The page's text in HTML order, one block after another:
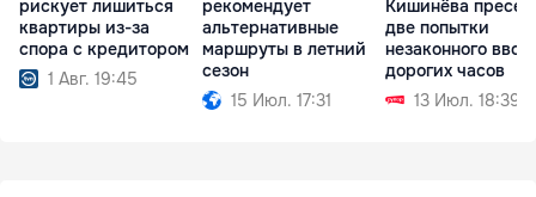
рискует лишиться
квартиры из-за
спора с кредитором
1 Авг. 19:45
рекомендует
альтернативные
маршруты в летний
сезон
15 Июл. 17:31
Кишинёва
две попытки
незаконного
дорогих часов
13 Июл. 18:39